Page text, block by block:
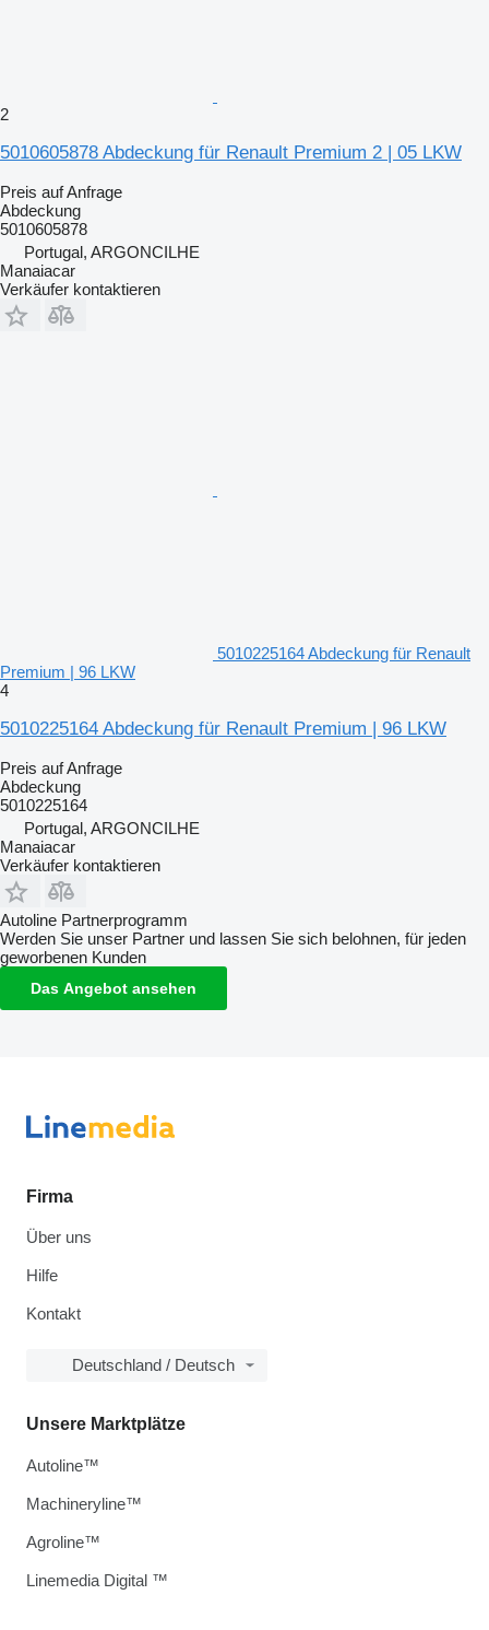
2
5010605878 Abdeckung für Renault Premium 2 | 05 LKW
Preis auf Anfrage
Abdeckung
5010605878
Portugal, ARGONCILHE
Manaiacar
Verkäufer kontaktieren
5010225164 Abdeckung für Renault
Premium | 96 LKW
4
5010225164 Abdeckung für Renault Premium | 96 LKW
Preis auf Anfrage
Abdeckung
5010225164
Portugal, ARGONCILHE
Manaiacar
Verkäufer kontaktieren
Autoline Partnerprogramm
Werden Sie unser Partner und lassen Sie sich belohnen, für jeden
geworbenen Kunden
Das Angebot ansehen
Firma
Über uns
Hilfe
Kontakt
Deutschland / Deutsch
Unsere Marktplätze
Autoline™
Machineryline™
Agroline™
Linemedia Digital ™